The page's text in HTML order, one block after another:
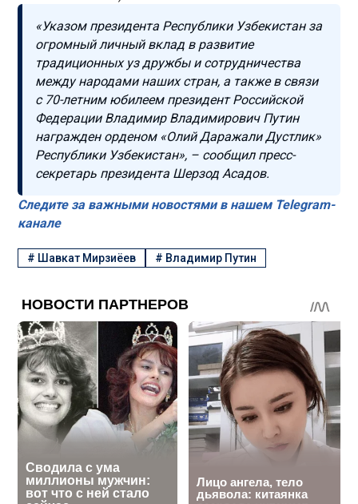
«Указом президента Республики Узбекистан за
огромный личный вклад в развитие
традиционных уз дружбы и сотрудничества
между народами наших стран, а также в связи
с 70-летним юбилеем президент Российской
Федерации Владимир Владимирович Путин
награжден орденом «Олий Даражали Дустлик»
Республики Узбекистан», – сообщил пресс-
секретарь президента Шерзод Асадов.
Следите за важными новостями в нашем Telegram-
канале
# Шавкат Мирзиёев # Владимир Путин